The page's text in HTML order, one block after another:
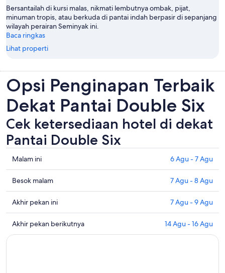
Bersantailah di kursi malas, nikmati lembutnya ombak, pijat,
minuman tropis, atau berkuda di pantai indah berpasir di sepanjang
wilayah perairan Seminyak ini.
Baca ringkas
Lihat properti
Opsi Penginapan Terbaik
Dekat Pantai Double Six
Cek ketersediaan hotel di dekat
Pantai Double Six
Periksa
semua
harga
di
dekat
Pantai
Double
Six
Malam ini 6 Agu - 7 Agu
Periksa
harga
dekat
dengan
Pantai
Double
Besok malam 7 Agu - 8 Agu
Periksa
semua
harga
di
Akhir pekan ini 7 Agu - 9 Agu
Periksa
semua
Akhir pekan berikutnya 14 Agu - 16 Agu